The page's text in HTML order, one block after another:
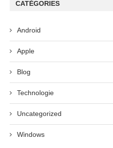
CATÉGORIES
Android
Apple
Blog
Technologie
Uncategorized
Windows